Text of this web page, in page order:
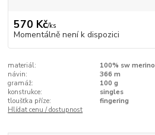
570 Kč/ks
Momentálně není k dispozici
materiál:
100% sw merino
návin:
366 m
gramáž:
100 g
konstrukce:
singles
tloušťka příze:
fingering
Hlídat cenu / dostupnost